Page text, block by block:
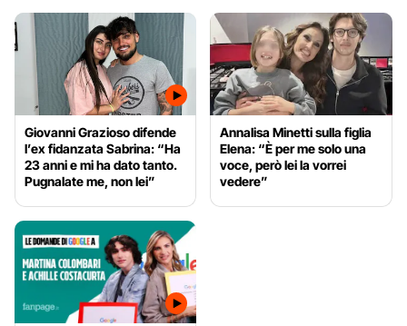
Giovanni Grazioso difende
l’ex fidanzata Sabrina: “Ha
23 anni e mi ha dato tanto.
Pugnalate me, non lei”
Annalisa Minetti sulla figlia
Elena: “È per me solo una
voce, però lei la vorrei
vedere”